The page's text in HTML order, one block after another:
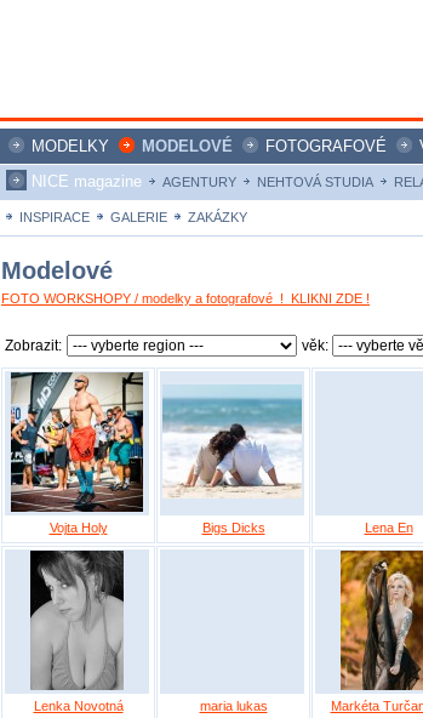
MODELKY MODELOVÉ FOTOGRAFOVÉ
NICE magazine
AGENTURY NEHTOVÁ STUDIA
INSPIRACE GALERIE ZAKÁZKY
Modelové
FOTO WORKSHOPY / modelky a fotografové ! KLIKNI ZDE !
Zobrazit: věk:
Vojta Holy Bigs Dicks Lena En
Lenka Novotná maria lukas Markéta